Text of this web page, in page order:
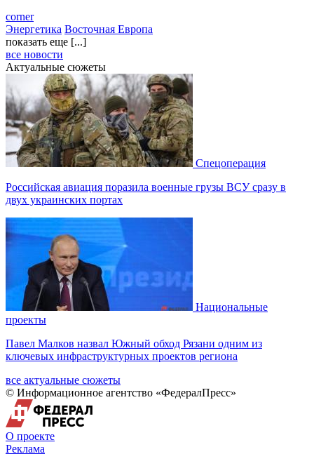
corner
Энергетика Восточная Европа
показать еще [...]
все новости
Актуальные сюжеты
Спецоперация
Российская авиация поразила военные грузы ВСУ сразу в
двух украинских портах
Национальные
проекты
Павел Малков назвал Южный обход Рязани одним из
ключевых инфраструктурных проектов региона
все актуальные сюжеты
© Информационное агентство «ФедералПресс»
О проекте
Реклама